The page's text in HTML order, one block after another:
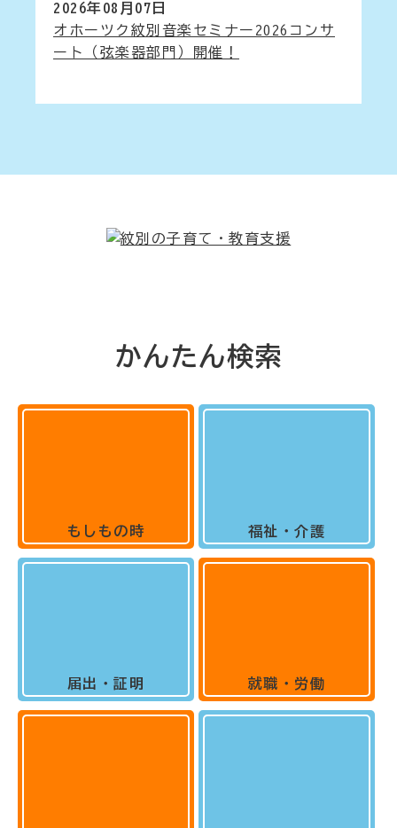
2026年08月07日
オホーツク紋別音楽セミナー2026コンサ
ート（弦楽器部門）開催！
かんたん検索
もしもの時
届出・証明
福祉・介護
就職・労働